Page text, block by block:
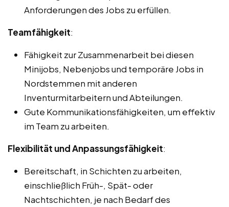
Anforderungen des Jobs zu erfüllen.
Teamfähigkeit:
Fähigkeit zur Zusammenarbeit bei diesen
Minijobs, Nebenjobs und temporäre Jobs in
Nordstemmen mit anderen
Inventurmitarbeitern und Abteilungen.
Gute Kommunikationsfähigkeiten, um effektiv
im Team zu arbeiten.
Flexibilität und Anpassungsfähigkeit:
Bereitschaft, in Schichten zu arbeiten,
einschließlich Früh-, Spät- oder
Nachtschichten, je nach Bedarf des